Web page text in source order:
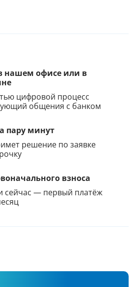
нашем офисе или в
цифровой процесс
общения с банком
пару минут
решение по заявке
взноса
сейчас — первый платёж